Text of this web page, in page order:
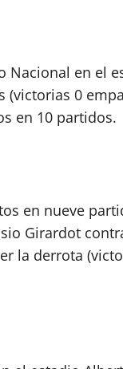
Nacional en el
0
en 10 partidos.
en nueve
Girardot
la derrota